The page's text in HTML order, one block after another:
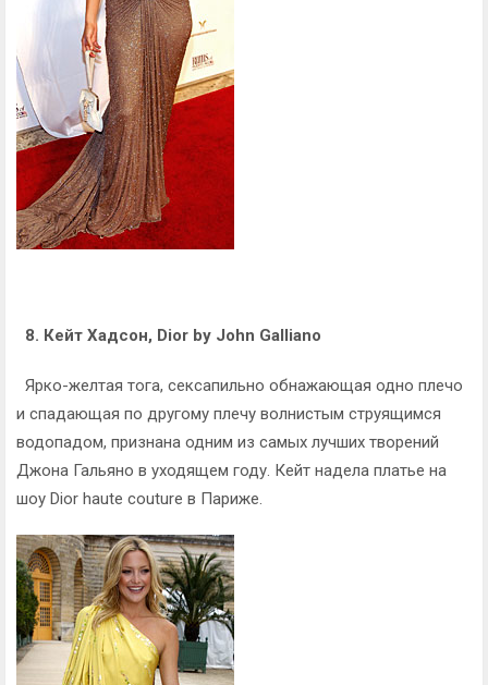
8. Кейт Хадсон, Dior by John Galliano
Ярко-желтая тога, сексапильно обнажающая одно плечо
и спадающая по другому плечу волнистым струящимся
водопадом, признана одним из самых лучших творений
Джона Гальяно в уходящем году. Кейт надела платье на
шоу Dior haute couture в Париже.